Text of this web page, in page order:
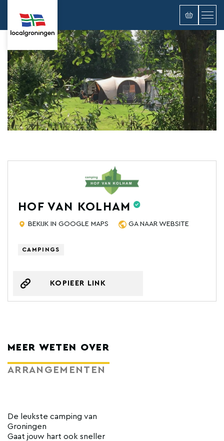
HOF VAN KOLHAM
BEKIJK IN GOOGLE MAPS GA NAAR WEBSITE
CAMPINGS
KOPIEER LINK
MEER WETEN OVER
ARRANGEMENTEN
De leukste camping van
Groningen
Gaat jouw hart ook sneller